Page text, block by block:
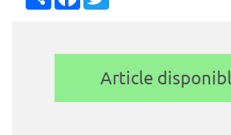
Article